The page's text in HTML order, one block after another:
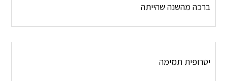
ברכה מהשנה שהייתה
יטרופית תמימה